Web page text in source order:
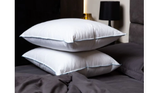
Усовершенствованные
ткани и благородные
в традиционном производстве и
многолетний опыт, превращают
изысканную роскошь.
Ключевым моментом в создании
роскошных и элегантных